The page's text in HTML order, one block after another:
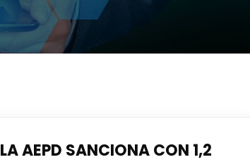
LA AEPD SANCIONA CON 1,2